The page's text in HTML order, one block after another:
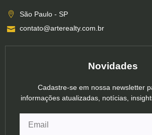
São Paulo - SP
contato@arterealty.com.br
Novidades
Cadastre-se em nossa newsletter
informações atualizadas, notícias,